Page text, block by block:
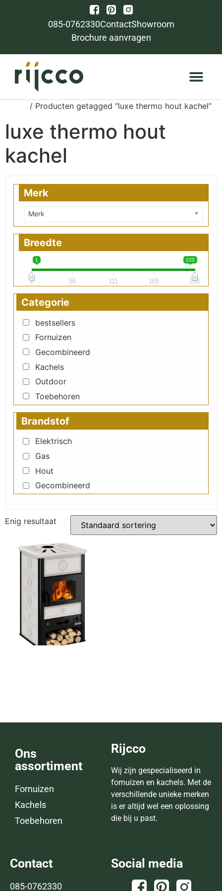
085-0762330ContactShowroom
Brochure aanvragen
/ Producten getagged “luxe thermo hout kachel”
luxe thermo hout
kachel
Merk
Merk
Breedte
1 220
1 56 111 165 220
Categorie
bestsellers
Fornuizen
Gecombineerd
Kachels
Outdoor
Toebehoren
Brandstof
Elektrisch
Gas
Hout
Gecombineerd
Enig resultaat
Ons
assortiment
Fornuizen
Kachels
Toebehoren
Rijcco
Wij zijn gespecialiseerd in
fornuizen en kachels. Met de
verschillende unieke merken
is er altijd wel een oplossing
die bij u past.
Contact
085-0762330
Social media